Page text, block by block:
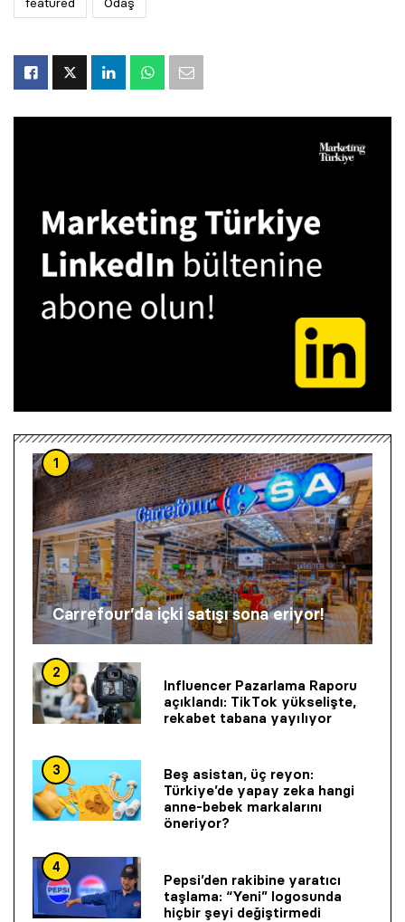
1
Carrefour’da içki satışı sona eriyor!
2
Influencer Pazarlama Raporu
açıklandı: TikTok yükselişte,
rekabet tabana yayılıyor
3
Beş asistan, üç reyon:
Türkiye’de yapay zeka hangi
anne-bebek markalarını
öneriyor?
4
Pepsi’den rakibine yaratıcı
taşlama: “Yeni” logosunda
hiçbir şeyi değiştirmedi